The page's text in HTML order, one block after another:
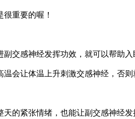
重要的喔！
交感神经发挥功效，就可以帮助入
会让体温上升刺激交感神经，否则
的紧张情绪，也能让副交感神经发